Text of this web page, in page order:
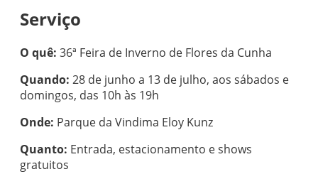
Serviço
O quê: 36ª Feira de Inverno de Flores da Cunha
Quando: 28 de junho a 13 de julho, aos sábados e
domingos, das 10h às 19h
Onde: Parque da Vindima Eloy Kunz
Quanto: Entrada, estacionamento e shows
gratuitos